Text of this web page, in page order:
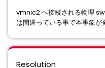
vmnic2 へ接続される物理
は間違っている事で本事象が
Resolution